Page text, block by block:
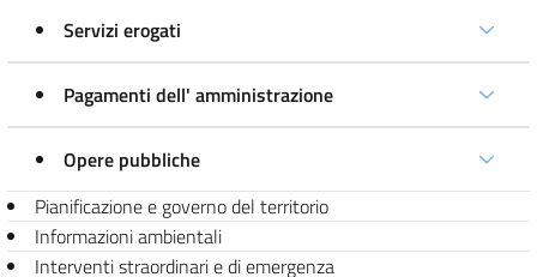
Servizi erogati
Pagamenti dell' amministrazione
Opere pubbliche
Pianificazione e governo del territorio
Informazioni ambientali
Interventi straordinari e di emergenza